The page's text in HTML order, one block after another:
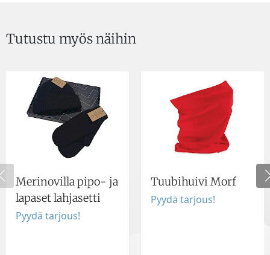
Tutustu myös näihin
Merinovilla pipo- ja
lapaset lahjasetti
Pyydä tarjous!
Tuubihuivi Morf
Pyydä tarjous!